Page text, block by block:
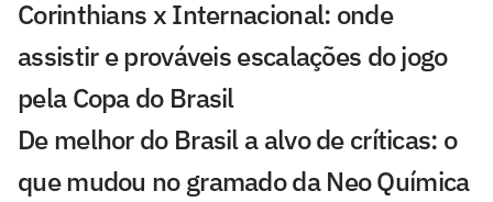
Corinthians x Internacional: onde
assistir e prováveis escalações do jogo
pela Copa do Brasil
De melhor do Brasil a alvo de críticas: o
que mudou no gramado da Neo Química